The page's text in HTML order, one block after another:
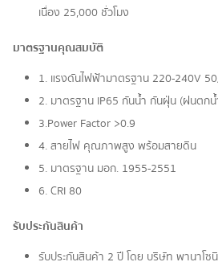
เนื่อง 25,000 ชั่วโมง
มาตรฐานคุณสมบัติ
1. แรงดันไฟฟ้ามาตรฐาน 220-240V
2. มาตรฐาน IP65 กันน้ำ กันฝุ่น (ฝนตกน้
3.Power Factor >0.9
4. สายไฟ คุณภาพสูง พร้อมสายดิน
5. มาตรฐาน มอก. 1955-2551
6. CRI 80
รับประกันสินค้า
รับประกันสินค้า 2 ปี โดย บริษัท พานาโซ